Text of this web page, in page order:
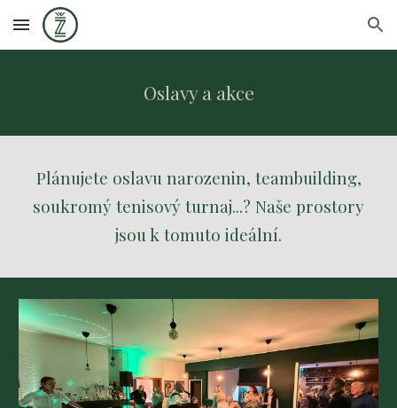
Skip to main content Skip to navigation
Oslavy a akce
Plánujete oslavu narozenin, teambuilding,
soukromý tenisový turnaj...? Naše prostory
jsou k tomuto ideální.